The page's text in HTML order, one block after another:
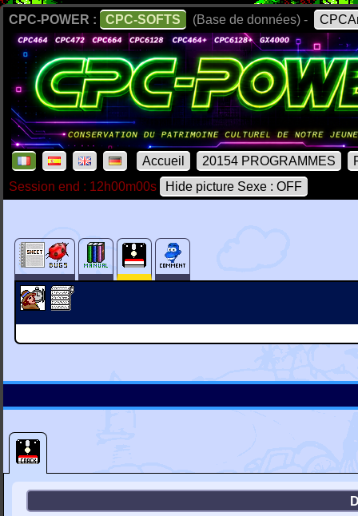
CPC-POWER : CPC-SOFTS (Base de données) -
Accueil 20154 PROGRAMMES
Session end : 12h00m00s
Hide picture Sexe : OFF